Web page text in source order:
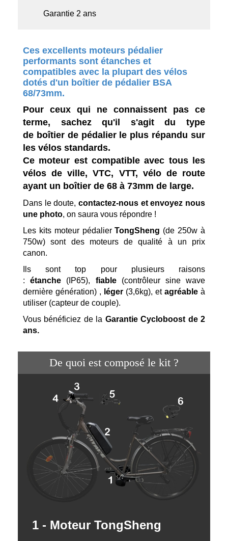
Garantie 2 ans
Ces excellents moteurs pédalier
performants sont étanches et
compatibles avec la plupart des vélos
dotés d'un boîtier de pédalier BSA
68/73mm.
Pour ceux qui ne connaissent pas ce
terme, sachez qu'il s'agit du type
de boîtier de pédalier le plus répandu sur
les vélos standards.
Ce moteur est compatible avec tous les
vélos de ville, VTC, VTT, vélo de route
ayant un boîtier de 68 à 73mm de large.
Dans le doute, contactez-nous et envoyez nous
une photo, on saura vous répondre !
Les kits moteur pédalierTongSheng (de 250w à
750w) sont des moteurs de qualité à un prix
canon.
Ils sont top pour plusieurs raisons
:étanche (IP65), fiable (contrôleur sine wave
dernière génération) , léger (3,6kg), et agréable à
utiliser (capteur de couple).
Vous bénéficiez de la Garantie Cycloboost de 2
ans.
De quoi est composé le kit ?
1 - Moteur TongSheng